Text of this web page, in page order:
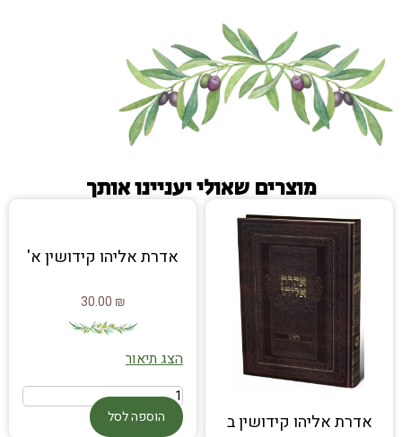
מוצרים שאולי יעניינו אותך
אדרת אליהו קידושין ב
אדרת אליהו קידושין א'
₪
הצג תיאור
הוספה לסל